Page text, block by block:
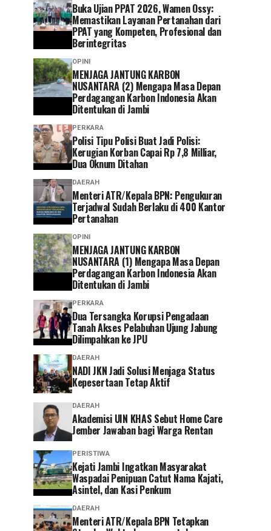
Buka Ujian PPAT 2026, Wamen Ossy:
Memastikan Layanan Pertanahan dari
PPAT yang Kompeten, Profesional dan
Berintegritas
OPINI
MENJAGA JANTUNG KARBON
NUSANTARA (2) Mengapa Masa Depan
Perdagangan Karbon Indonesia Akan
Ditentukan di Jambi
PERKARA
Polisi Tipu Polisi Buat Jadi Polisi:
Kerugian Korban Capai Rp 7,8 Milliar,
Dua Oknum Ditahan
DAERAH
Menteri ATR/Kepala BPN: Pengukuran
Terjadwal Sudah Berlaku di 400 Kantor
Pertanahan
OPINI
MENJAGA JANTUNG KARBON
NUSANTARA (1) Mengapa Masa Depan
Perdagangan Karbon Indonesia Akan
Ditentukan di Jambi
PERKARA
Dua Tersangka Korupsi Pengadaan
Tanah Akses Pelabuhan Ujung Jabung
Dilimpahkan ke JPU
DAERAH
NADI JKN Jadi Solusi Menjaga Status
Kepesertaan Tetap Aktif
DAERAH
Akademisi UIN KHAS Sebut Home Care
Jember Jawaban bagi Warga Rentan
PERISTIWA
‎Kejati Jambi Ingatkan Masyarakat
Waspadai Penipuan Catut Nama Kajati,
Asintel, dan Kasi Penkum
DAERAH
Menteri ATR/Kepala BPN Tetapkan